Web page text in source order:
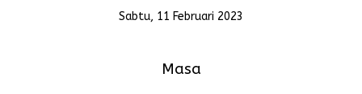
Sabtu, 11 Februari 2023
Masa